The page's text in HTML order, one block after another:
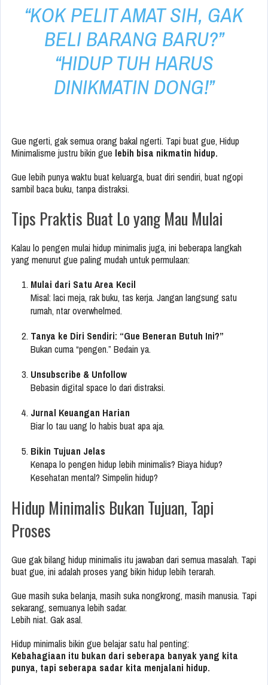
“KOK PELIT AMAT SIH, GAK
BELI BARANG BARU?”
“HIDUP TUH HARUS
DINIKMATIN DONG!”
Gue ngerti, gak semua orang bakal ngerti. Tapi buat gue, Hidup
Minimalisme justru bikin gue lebih bisa nikmatin hidup.
Gue lebih punya waktu buat keluarga, buat diri sendiri, buat ngopi
sambil baca buku, tanpa distraksi.
Tips Praktis Buat Lo yang Mau Mulai
Kalau lo pengen mulai hidup minimalis juga, ini beberapa langkah
yang menurut gue paling mudah untuk permulaan:
Mulai dari Satu Area Kecil
Misal: laci meja, rak buku, tas kerja. Jangan langsung satu
rumah, ntar overwhelmed.
Tanya ke Diri Sendiri: “Gue Beneran Butuh Ini?”
Bukan cuma “pengen.” Bedain ya.
Unsubscribe & Unfollow
Bebasin digital space lo dari distraksi.
Jurnal Keuangan Harian
Biar lo tau uang lo habis buat apa aja.
Bikin Tujuan Jelas
Kenapa lo pengen hidup lebih minimalis? Biaya hidup?
Kesehatan mental? Simpelin hidup?
Hidup Minimalis Bukan Tujuan, Tapi
Proses
Gue gak bilang hidup minimalis itu jawaban dari semua masalah. Tapi
buat gue, ini adalah proses yang bikin hidup lebih terarah.
Gue masih suka belanja, masih suka nongkrong, masih manusia. Tapi
sekarang, semuanya lebih sadar.
Lebih niat. Gak asal.
Hidup minimalis bikin gue belajar satu hal penting:
Kebahagiaan itu bukan dari seberapa banyak yang kita
punya, tapi seberapa sadar kita menjalani hidup.